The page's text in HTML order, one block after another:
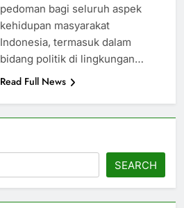
pedoman bagi seluruh aspek
kehidupan masyarakat
Indonesia, termasuk dalam
bidang politik di lingkungan…
Read Full News
SEARCH